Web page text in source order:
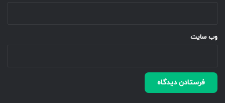
وب‌ سایت